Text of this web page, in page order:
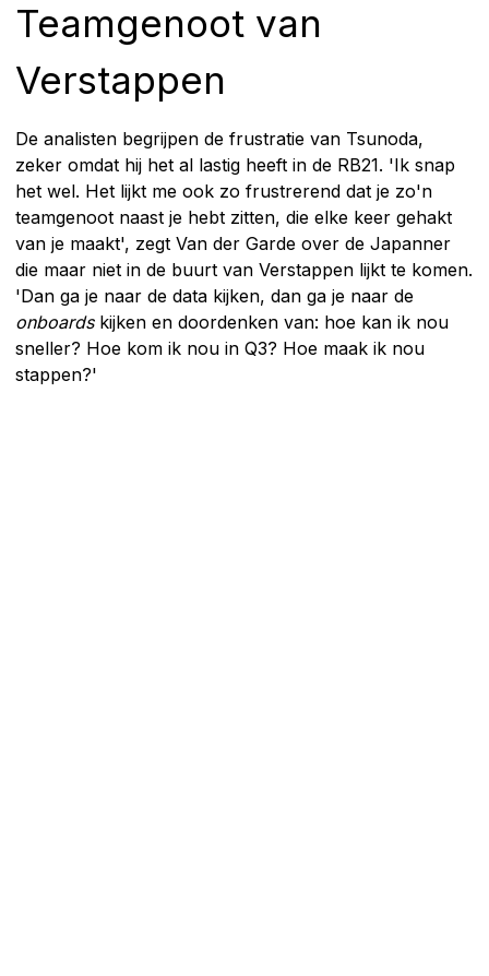
Teamgenoot van
Verstappen
De analisten begrijpen de frustratie van Tsunoda,
zeker omdat hij het al lastig heeft in de RB21. 'Ik snap
het wel. Het lijkt me ook zo frustrerend dat je zo'n
teamgenoot naast je hebt zitten, die elke keer gehakt
van je maakt', zegt Van der Garde over de Japanner
die maar niet in de buurt van Verstappen lijkt te komen.
'Dan ga je naar de data kijken, dan ga je naar de
onboardskijken en doordenken van: hoe kan ik nou
sneller? Hoe kom ik nou in Q3? Hoe maak ik nou
stappen?'